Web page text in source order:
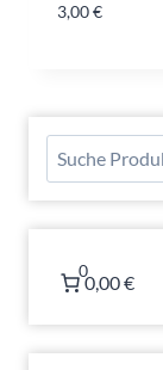
3,00€
Suchen
0
0,00 €